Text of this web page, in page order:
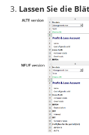
Lassen Sie die